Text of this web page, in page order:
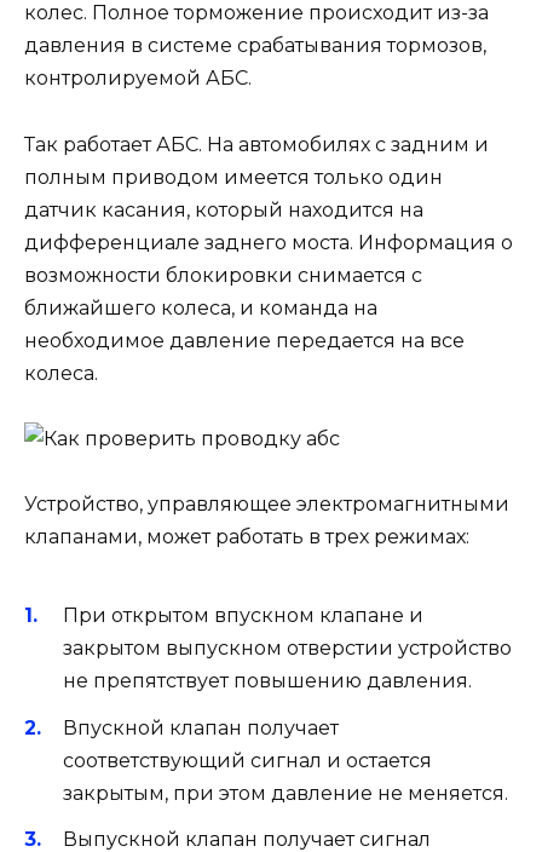
колес. Полное торможение происходит из-за
давления в системе срабатывания тормозов,
контролируемой АБС.
Так работает АБС. На автомобилях с задним и
полным приводом имеется только один
датчик касания, который находится на
дифференциале заднего моста. Информация о
возможности блокировки снимается с
ближайшего колеса, и команда на
необходимое давление передается на все
колеса.
Устройство, управляющее электромагнитными
клапанами, может работать в трех режимах:
При открытом впускном клапане и
закрытом выпускном отверстии устройство
не препятствует повышению давления.
Впускной клапан получает
соответствующий сигнал и остается
закрытым, при этом давление не меняется.
Выпускной клапан получает сигнал